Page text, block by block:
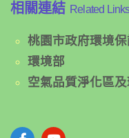
相關連結 Related
桃園市政府環境
環境部
空氣品質淨化區